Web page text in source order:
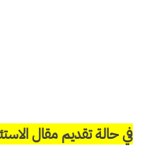
في حالة تقديم مقال